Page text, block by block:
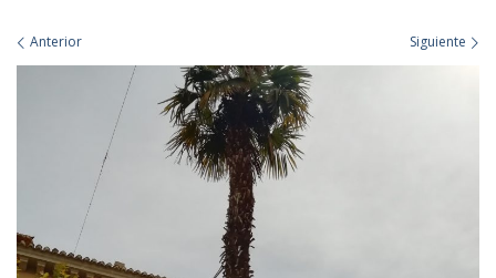
Navegación de imágenes
Anterior Siguiente